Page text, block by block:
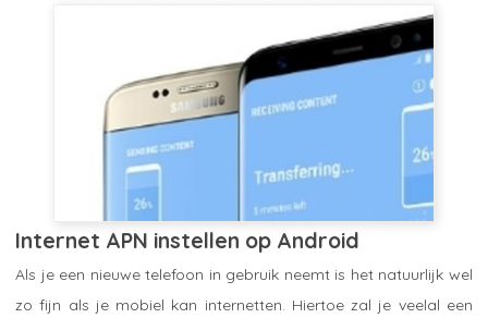
Internet APN instellen op Android
Als je een nieuwe telefoon in gebruik neemt is het natuurlijk wel
zo fijn als je mobiel kan internetten. Hiertoe zal je veelal een